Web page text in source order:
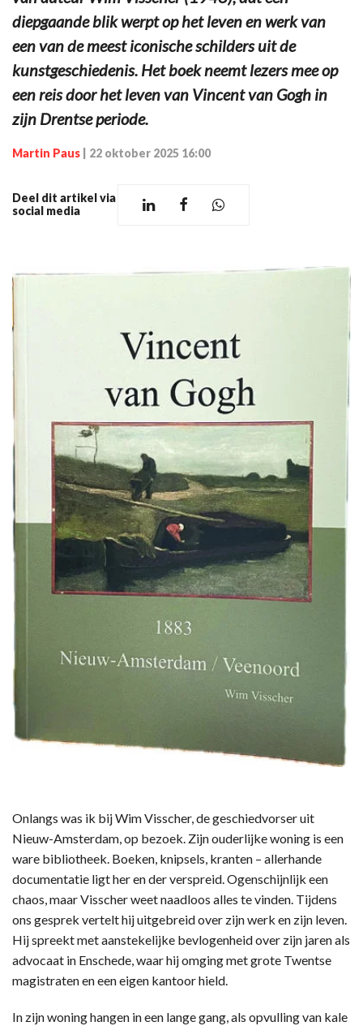
diepgaande blik werpt op het leven en werk van
een van de meest iconische schilders uit de
kunstgeschiedenis. Het boek neemt lezers mee op
een reis door het leven van Vincent van Gogh in
zijn Drentse periode.
Martin Paus 22 oktober 2025 16:00
Deel dit artikel via
social media
Onlangs was ik bij Wim Visscher, de geschiedvorser uit
Nieuw-Amsterdam, op bezoek. Zijn ouderlijke woning is een
ware bibliotheek. Boeken, knipsels, kranten – allerhande
documentatie ligt her en der verspreid. Ogenschijnlijk een
chaos, maar Visscher weet naadloos alles te vinden. Tijdens
ons gesprek vertelt hij uitgebreid over zijn werk en zijn leven.
Hij spreekt met aanstekelijke bevlogenheid over zijn jaren als
advocaat in Enschede, waar hij omging met grote Twentse
magistraten en een eigen kantoor hield.
In zijn woning hangen in een lange gang, als opvulling van kale